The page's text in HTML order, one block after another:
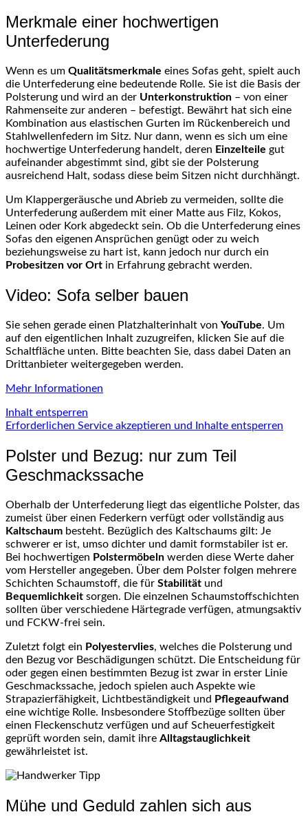
Merkmale einer hochwertigen
Unterfederung
Wenn es um Qualitätsmerkmale eines Sofas geht, spielt auch
die Unterfederung eine bedeutende Rolle. Sie ist die Basis der
Polsterung und wird an der Unterkonstruktion – von einer
Rahmenseite zur anderen – befestigt. Bewährt hat sich eine
Kombination aus elastischen Gurten im Rückenbereich und
Stahlwellenfedern im Sitz. Nur dann, wenn es sich um eine
hochwertige Unterfederung handelt, deren Einzelteile gut
aufeinander abgestimmt sind, gibt sie der Polsterung
ausreichend Halt, sodass diese beim Sitzen nicht durchhängt.
Um Klappergeräusche und Abrieb zu vermeiden, sollte die
Unterfederung außerdem mit einer Matte aus Filz, Kokos,
Leinen oder Kork abgedeckt sein. Ob die Unterfederung eines
Sofas den eigenen Ansprüchen genügt oder zu weich
beziehungsweise zu hart ist, kann jedoch nur durch ein
Probesitzen vor Ort in Erfahrung gebracht werden.
Video: Sofa selber bauen
Sie sehen gerade einen Platzhalterinhalt von YouTube. Um
auf den eigentlichen Inhalt zuzugreifen, klicken Sie auf die
Schaltfläche unten. Bitte beachten Sie, dass dabei Daten an
Drittanbieter weitergegeben werden.
Mehr Informationen
Inhalt entsperren
Erforderlichen Service akzeptieren und Inhalte entsperren
Polster und Bezug: nur zum Teil
Geschmackssache
Oberhalb der Unterfederung liegt das eigentliche Polster, das
zumeist über einen Federkern verfügt oder vollständig aus
Kaltschaum besteht. Bezüglich des Kaltschaums gilt: Je
schwerer er ist, umso dichter und damit formstabiler ist er.
Bei hochwertigen Polstermöbeln werden diese Werte daher
vom Hersteller angegeben. Über dem Polster folgen mehrere
Schichten Schaumstoff, die für Stabilität und
Bequemlichkeit sorgen. Die einzelnen Schaumstoffschichten
sollten über verschiedene Härtegrade verfügen, atmungsaktiv
und FCKW-frei sein.
Zuletzt folgt ein Polyestervlies, welches die Polsterung und
den Bezug vor Beschädigungen schützt. Die Entscheidung für
oder gegen einen bestimmten Bezug ist zwar in erster Linie
Geschmackssache, jedoch spielen auch Aspekte wie
Strapazierfähigkeit, Lichtbeständigkeit und Pflegeaufwand
eine wichtige Rolle. Insbesondere Stoffbezüge sollten über
einen Fleckenschutz verfügen und auf Scheuerfestigkeit
geprüft worden sein, damit ihre Alltagstauglichkeit
gewährleistet ist.
Mühe und Geduld zahlen sich aus